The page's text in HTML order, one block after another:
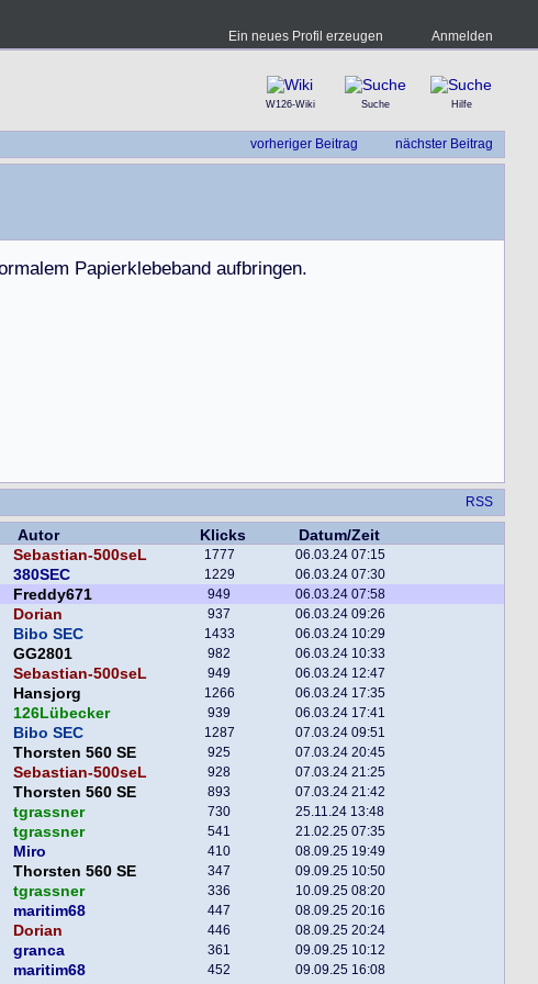
Ein neues Profil erzeugen Anmelden
W126-Wiki Suche Hilfe
vorheriger Beitrag nächster Beitrag
rmalem Papierklebeband aufbringen.
RSS
Autor Klicks
Datum/Zeit
Sebastian-500seL 1777 06.03.24 07:15
380SEC 1229 06.03.24 07:30
Freddy671 949 06.03.24 07:58
Dorian 937 06.03.24 09:26
Bibo SEC 1433 06.03.24 10:29
GG2801 982 06.03.24 10:33
Sebastian-500seL 949 06.03.24 12:47
Hansjorg 1266 06.03.24 17:35
126Lübecker 939 06.03.24 17:41
Bibo SEC 1287 07.03.24 09:51
Thorsten 560 SE 925 07.03.24 20:45
Sebastian-500seL 928 07.03.24 21:25
Thorsten 560 SE 893 07.03.24 21:42
tgrassner 730 25.11.24 13:48
tgrassner 541 21.02.25 07:35
Miro 410 08.09.25 19:49
Thorsten 560 SE 347 09.09.25 10:50
tgrassner 336 10.09.25 08:20
maritim68 447 08.09.25 20:16
Dorian 446 08.09.25 20:24
granca 361 09.09.25 10:12
maritim68 452 09.09.25 16:08